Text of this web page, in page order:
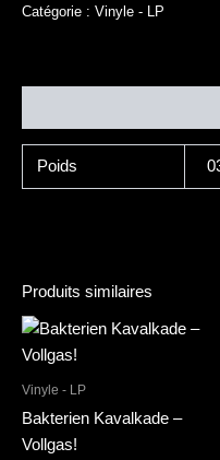
Catégorie : Vinyle - LP
Poids
Produits similaires
Vinyle - LP
Bakterien Kavalkade –
Vollgas!